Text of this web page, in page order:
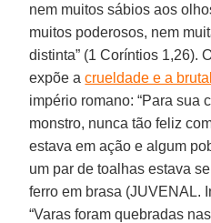
nem muitos sábios aos
muitos poderosos, nem
distinta” (1 Coríntios 1,26).
expõe acrueldade e a
império romano: “Para sua
monstro, nunca tão feliz
estava em ação e algum
um par de toalhas estava
ferro em brasa (JUVENAL.
“Varas foram quebradas